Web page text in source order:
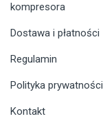
kompresora
Dostawa i płatności
Regulamin
Polityka prywatności
Kontakt